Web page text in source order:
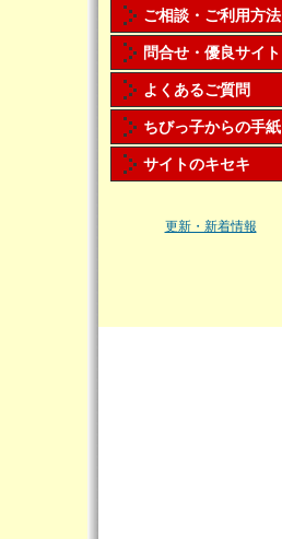
ご相談・ご利用方法
問合せ・優良サイト
よくあるご質問
ちびっ子からの手紙
サイトのキセキ
更新・新着情報